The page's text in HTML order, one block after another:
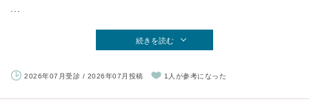
続きを読む
2026年07月受診 / 2026年07月投稿 1人が参考になった